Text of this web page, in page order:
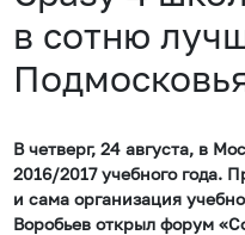
в сотню
В четверг, 24 августа, в
2016/2017 учебного года.
и сама организация
Воробьев открыл форум